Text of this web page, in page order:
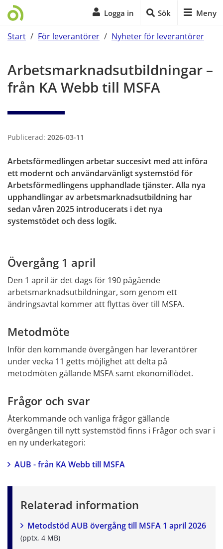
Logga in Sök Meny
Start / För leverantörer / Nyheter för leverantörer
Arbetsmarknadsutbildningar –
från KA Webb till MSFA
Publicerad: 2026-03-11
Arbetsförmedlingen arbetar succesivt med att införa
ett modernt och användarvänligt systemstöd för
Arbetsförmedlingens upphandlade tjänster. Alla nya
upphandlingar av arbetsmarknadsutbildning har
sedan våren 2025 introducerats i det nya
systemstödet och dess logik.
Övergång 1 april
Den 1 april är det dags för 190 pågående
arbetsmarknadsutbildningar, som genom ett
ändringsavtal kommer att flyttas över till MSFA.
Metodmöte
Inför den kommande övergången har leverantörer
under vecka 11 getts möjlighet att delta på
metodmöten gällande MSFA samt ekonomiflödet.
Frågor och svar
Återkommande och vanliga frågor gällande
övergången till nytt systemstöd finns i Frågor och svar i
en ny underkategori:
AUB - från KA Webb till MSFA
Relaterad information
Metodstöd AUB övergång till MSFA 1 april 2026
(pptx, 4 MB)